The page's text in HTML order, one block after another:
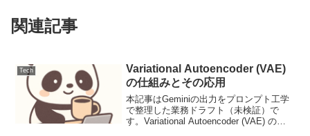
関連記事
Tech
Variational Autoencoder (VAE)
の仕組みとその応用
本記事はGeminiの出力をプロンプト工学
で整理した業務ドラフト（未検証）で
す。Variational Autoencoder (VAE) の仕